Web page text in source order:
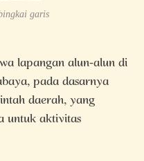
garis
lapangan alun-alun di
pada dasarnya
daerah, yang
untuk aktivitas